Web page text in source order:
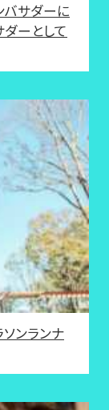
バサダーに
ーとして
ンランナ